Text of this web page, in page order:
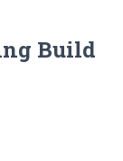
Build